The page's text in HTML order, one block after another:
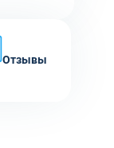
Отзывы